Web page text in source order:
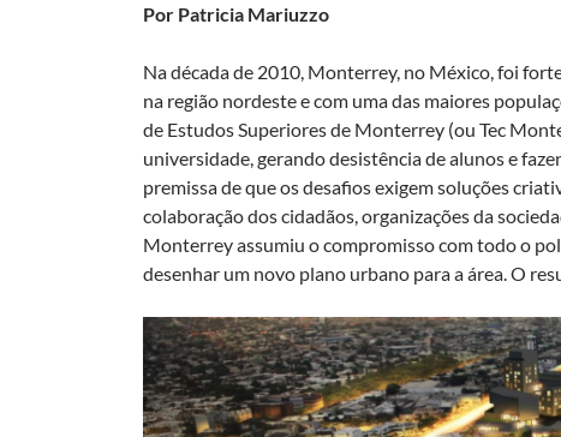
to
d
o
n
e
b
o
o
k
at
s
A
p
p
Por Patricia Mariuzzo
Na década de 2010, Monterrey, no México, foi
na região nordeste e com uma das maiores
de Estudos Superiores de Monterrey (ou Tec
universidade, gerando desistência de alunos e
premissa de que os desafios exigem soluções
colaboração dos cidadãos, organizações da
Monterrey assumiu o compromisso com todo o
desenhar um novo plano urbano para a área. O